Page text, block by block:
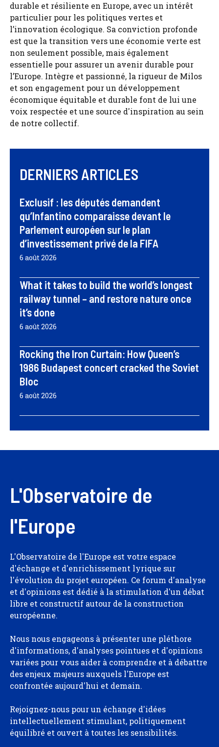
durable et résiliente en Europe, avec un intérêt
particulier pour les politiques vertes et
l’innovation écologique. Sa conviction profonde
est que la transition vers une économie verte est
non seulement possible, mais également
essentielle pour assurer un avenir durable pour
l’Europe. Intègre et passionné, la rigueur de Milos
et son engagement pour un développement
économique équitable et durable font de lui une
voix respectée et une source d'inspiration au sein
de notre collectif.
DERNIERS ARTICLES
Exclusif : les députés demandent
qu’Infantino comparaisse devant le
Parlement européen sur le plan
d’investissement privé de la FIFA
6 août 2026
What it takes to build the world’s longest
railway tunnel – and restore nature once
it’s done
6 août 2026
Rocking the Iron Curtain: How Queen’s
1986 Budapest concert cracked the Soviet
Bloc
6 août 2026
L'Observatoire de
l'Europe
L'Observatoire de l'Europe est votre espace
d'échange et d'enrichissement lyrique sur
l'évolution du projet européen. Ce forum d'analyse
et d'opinions est dédié à la stimulation d'un débat
libre et constructif autour de la construction
européenne.
Nous nous engageons à présenter une pléthore
d'informations, d'analyses pointues et d'opinions
variées pour vous aider à comprendre et à débattre
des enjeux majeurs auxquels l'Europe est
confrontée aujourd'hui et demain.
Rejoignez-nous pour un échange d'idées
intellectuellement stimulant, politiquement
équilibré et ouvert à toutes les sensibilités.